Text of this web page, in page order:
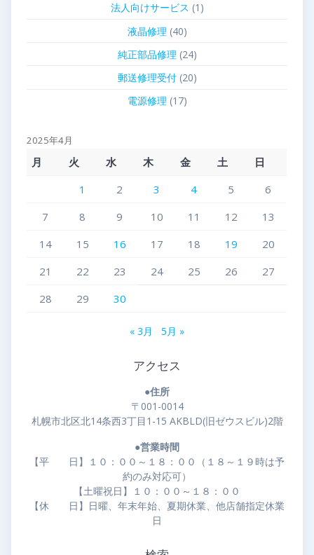
法人向けサービス (1)
液晶修理 (40)
純正部品修理 (24)
郵送修理受付(20)
電源修理 (17)
2025年4月
月 火 水 木 金 土
日
1
2 3 4 5
6
7
8 9 10 11 12
13
14
15 16 17 18 19
20
21
22 23 24 25 26
27
28
29 30
« 3月 5月 »
アクセス
●住所
〒001-0014
札幌市北区北14条西3丁目1-15 AKBLD(旧ゼウスビル)2階
●営業時間
【平 日】１０：００～１８：００（１８～１９時は予
約のみ対応可）
【土曜祝日】１０：００～１８：００
【休 日】日曜、年末年始、夏期休業、他店舗指定休業
日